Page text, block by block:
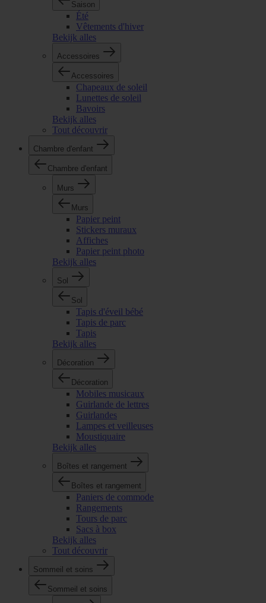
Saison
Été
Vêtements d'hiver
Bekijk alles
Accessoires
Accessoires
Chapeaux de soleil
Lunettes de soleil
Bavoirs
Bekijk alles
Tout découvrir
Chambre d'enfant
Chambre d'enfant
Murs
Murs
Papier peint
Stickers muraux
Affiches
Papier peint photo
Bekijk alles
Sol
Sol
Tapis d'éveil bébé
Tapis de parc
Tapis
Bekijk alles
Décoration
Décoration
Mobiles musicaux
Guirlande de lettres
Guirlandes
Lampes et veilleuses
Moustiquaire
Bekijk alles
Boîtes et rangement
Boîtes et rangement
Paniers de commode
Rangements
Tours de parc
Sacs à box
Bekijk alles
Tout découvrir
Sommeil et soins
Sommeil et soins